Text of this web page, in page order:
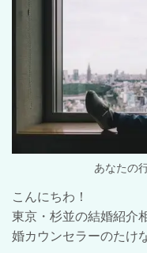
あなたの
こんにちわ！
東京・杉並の結婚紹介
婚カウンセラーのたけ